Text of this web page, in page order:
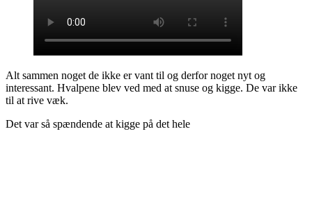
Alt sammen noget de ikke er vant til og derfor noget nyt og
interessant. Hvalpene blev ved med at snuse og kigge. De var ikke
til at rive væk.
Det var så spændende at kigge på det hele